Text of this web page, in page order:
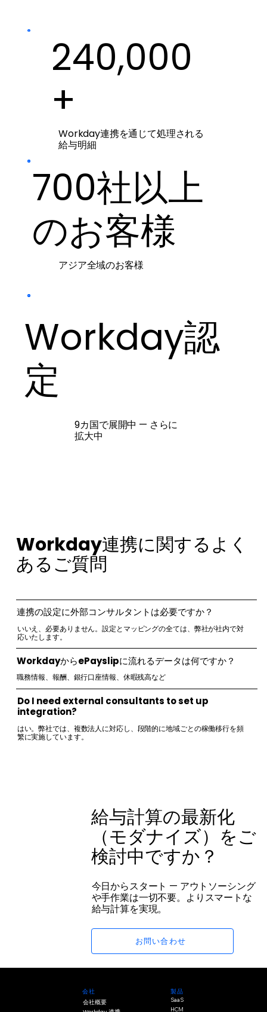
240,000
+
Workday連携を通じて処理される
給与明細
700社以上
のお客様
アジア全域のお客様
Workday認
定
9カ国で展開中 — さらに
拡大中
Workday連携に関するよく
あるご質問
連携の設定に外部コンサルタントは必要ですか？
いいえ、必要ありません。設定とマッピングの全ては、弊社が社内で対
応いたします。
WorkdayからePayslipに流れるデータは何ですか？
職務情報、報酬、銀行口座情報、休暇残高など
Do I need external consultants to set up
integration?
はい。弊社では、複数法人に対応し、段階的に地域ごとの稼働移行を頻
繁に実施しています。
給与計算の最新化
（モダナイズ）をご
検討中ですか？
今日からスタート — アウトソーシング
や手作業は一切不要。よりスマートな
給与計算を実現。
お問い合わせ
会社
会社概要
製品
SaaS
HCM